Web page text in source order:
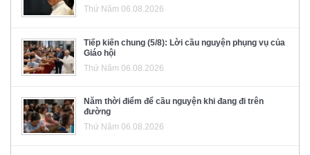
Thứ Năm 06.08.2026
Tiếp kiến chung (5/8): Lời cầu nguyện phụng vụ của
Giáo hội
Thứ Năm 06.08.2026
Năm thời điểm để cầu nguyện khi đang đi trên
đường
Thứ Năm 06.08.2026